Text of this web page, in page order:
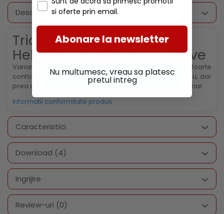
Descriere
Tricou cu maneca lunga
Helly Hansen Evo Longsleeve
Varianta Longsleeve
este o alternativa usoara si foarte
confortabila atunci cand este prea frig pentru un tricou, dar
prea cald pentru un pulover. Bluza are logo-ul HH pe umar.
Informatii conformitate produs
Caracteristici
Download (4)
Ingrijire
Review-uri (0)
si oferte prin email.
Abonare la newsletter
Nu multumesc, vreau sa platesc
pretul intreg